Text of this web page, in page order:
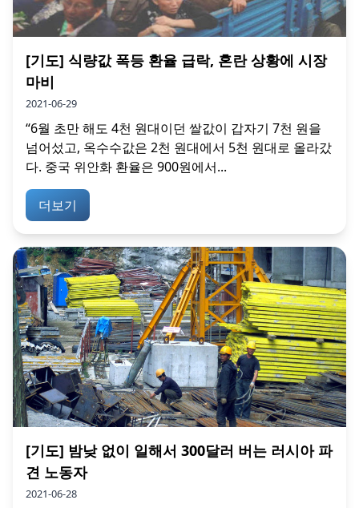
[기도] 식량값 폭등 환율 급락, 혼란 상황에 시장
마비
2021-06-29
“6월 초만 해도 4천 원대이던 쌀값이 갑자기 7천 원을
넘어섰고, 옥수수값은 2천 원대에서 5천 원대로 올라갔
다. 중국 위안화 환율은 900원에서...
더보기
[기도] 밤낮 없이 일해서 300달러 버는 러시아 파
견 노동자
2021-06-28